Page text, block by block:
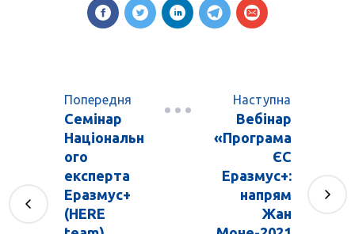
Попередня
Семінар
Національн
ого
експерта
Еразмус+
(HERE
Наступна
Вебінар
«Програма
ЄС
Еразмус+:
напрям
Жан